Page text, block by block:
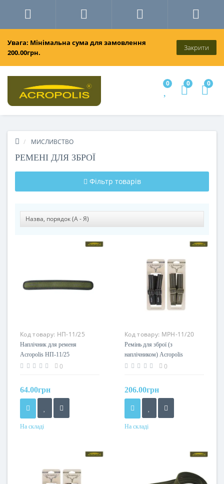
Увага: Мінімальна сума для замовлення
200.00грн.
Закрити
0 0 0
МИСЛИВСТВО
РЕМЕНІ ДЛЯ ЗБРОЇ
Фільтр товарів
Код товару: НП-11/25
Наплічник для ременя
Acropolis НП-11/25
0
64.00грн
На складі
Код товару: МРН-11/20
Ремінь для зброї (з
наплічником) Acropolis
МРН-11/20
0
206.00грн
На складі